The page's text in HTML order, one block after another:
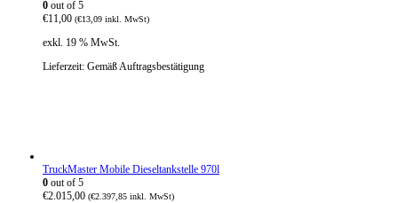
0 out of 5
€11,00 (€13,09 inkl. MwSt)
exkl. 19 % MwSt.
Lieferzeit: Gemäß Auftragsbestätigung
TruckMaster Mobile Dieseltankstelle 970l
0 out of 5
€2.015,00 (€2.397,85 inkl. MwSt)